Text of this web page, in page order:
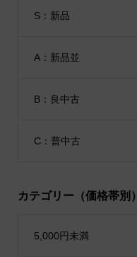
S：新品
A：新品並
B：良中古
C：普中古
カテゴリー（価格帯別）
5,000円未満